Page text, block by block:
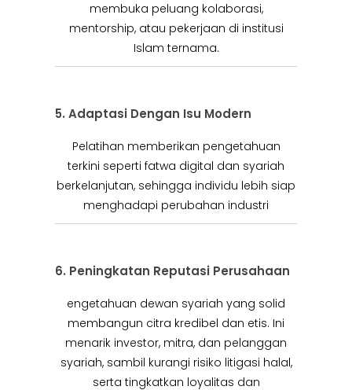
membuka peluang kolaborasi,
mentorship, atau pekerjaan di institusi
Islam ternama.
5. Adaptasi Dengan Isu Modern
Pelatihan memberikan pengetahuan
terkini seperti fatwa digital dan syariah
berkelanjutan, sehingga individu lebih siap
menghadapi perubahan industri
6. Peningkatan Reputasi Perusahaan
engetahuan dewan syariah yang solid
membangun citra kredibel dan etis. Ini
menarik investor, mitra, dan pelanggan
syariah, sambil kurangi risiko litigasi halal,
serta tingkatkan loyalitas dan